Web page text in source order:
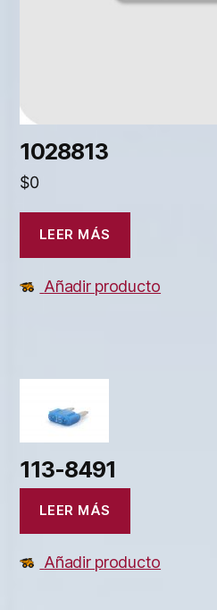
1028813
$0
LEER MÁS
Añadir producto
113-8491
LEER MÁS
Añadir producto